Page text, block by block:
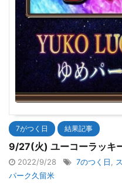
7がつく日 結果記事
9/27(火) ユーコーラッキ
2022/9/28 7のつく日
パーク久留米